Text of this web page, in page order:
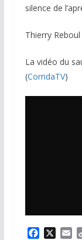
silence de
Thierry Reboul
La vidéo du
(CorridaTV)